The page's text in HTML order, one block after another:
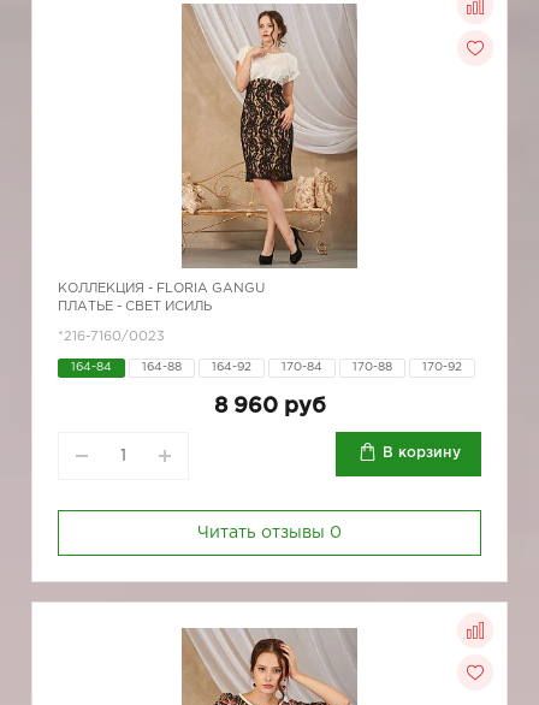
КОЛЛЕКЦИЯ - FLORIA GANGU
ПЛАТЬЕ - СВЕТ ИСИЛЬ
*216-7160/0023
164-84 164-88 164-92 170-84 170-88 170-92
8 960 руб
В корзину
Читать отзывы 0